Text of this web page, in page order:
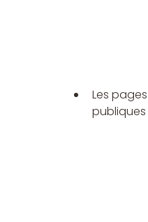
Les